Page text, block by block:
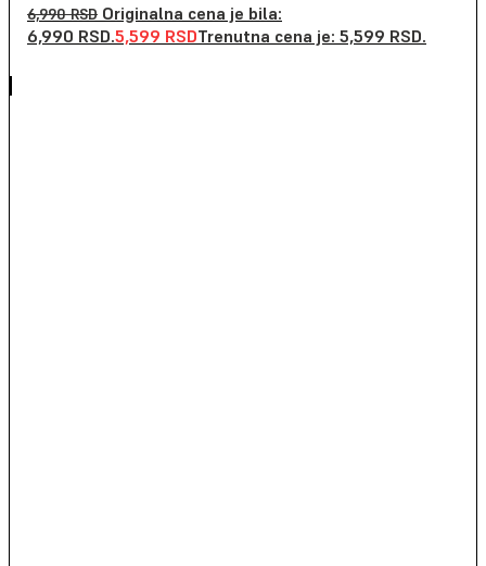
6,990RSD Originalna cena je bila:
6,990 RSD.5,599 RSDTrenutna cena je: 5,599 RSD.